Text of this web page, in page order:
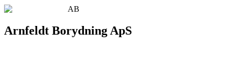
AB
Arnfeldt Borydning ApS